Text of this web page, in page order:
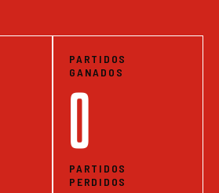
PARTIDOS
GANADOS
0
PARTIDOS
PERDIDOS